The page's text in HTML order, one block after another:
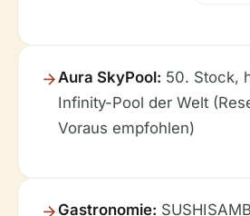
Aura SkyPool: 50. Stock,
Infinity-Pool der Welt
Voraus empfohlen)
Gastronomie: